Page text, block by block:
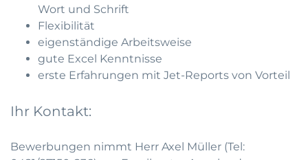
Wort und Schrift
Flexibilität
eigenständige Arbeitsweise
gute Excel Kenntnisse
erste Erfahrungen mit Jet-Reports von Vorteil
Ihr Kontakt:
Bewerbungen nimmt Herr Axel Müller (Tel: